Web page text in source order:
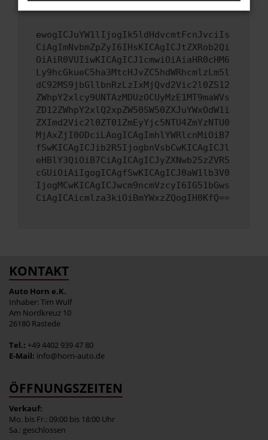
ewogICJuYW1lIjogIk5ldHdvcmtFcnJvciIs
CiAgImNvbmZpZyI6IHsKICAgICJtZXRob2Qi
OiAiR0VUIiwKICAgICJ1cmwiOiAiaHR0cHM6
Ly9hcGkueC5ha3MtcHJvZC5hdWRhcmlzLm5l
dC92MS9jbGllbnRzLzIxMjQvd2Vic2l0ZS12
ZWhpY2xlcy9UNTAzMDUzOCUyMzE1MT9maWVs
ZD12ZWhpY2xlQ2xpZW50SW50ZXJuYWxOdW1i
ZXImd2Vic2l0ZT01ZmEyYjc5NTU4ZmYzNTU0
MjAxZjI0ODciLAogICAgImhlYWRlcnMiOiB7
fSwKICAgICJib2R5IjogbnVsbCwKICAgICJl
eHBlY3QiOiB7CiAgICAgICJyZXNwb25zZVR5
cGUiOiAiIgogICAgfSwKICAgICJ0aW1lb3V0
IjogMCwKICAgICJwcm9ncmVzcyI6IG51bGws
CiAgICAicmlza3kiOiBmYWxzZQogIH0KfQ==
KONTAKT
Auto Horn e.K.
Inhaber: Tim Wulf
Am Nordkreuz 10
26180 Rastede
Tel.: +49 4402 939 47 80
E-Mail: info@horn-auto.de
ÖFFNUNGSZEITEN
Verkauf:
Mo. bis Fr.: 09:00 bis 18:00 Uhr
Sa.: geschlossen